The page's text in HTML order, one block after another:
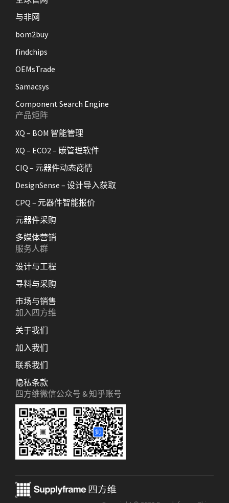
与非网
bom2buy
findchips
OEMsTrade
Samacsys
Component Search Engine
产品矩阵
XQ – BOM 智能管理
XQ – ECO2 – 碳管理软件
CIQ – 元器件动态商情
DesignSense – 设计导入获取
CPQ – 元器件智能报价
元器件采购
多媒体营销
服务人群
设计与工程
寻料与采购
市场与销售
加入四方维
关于我们
加入我们
联系我们
隐私条款
四方维微信公众号 & 知乎账号